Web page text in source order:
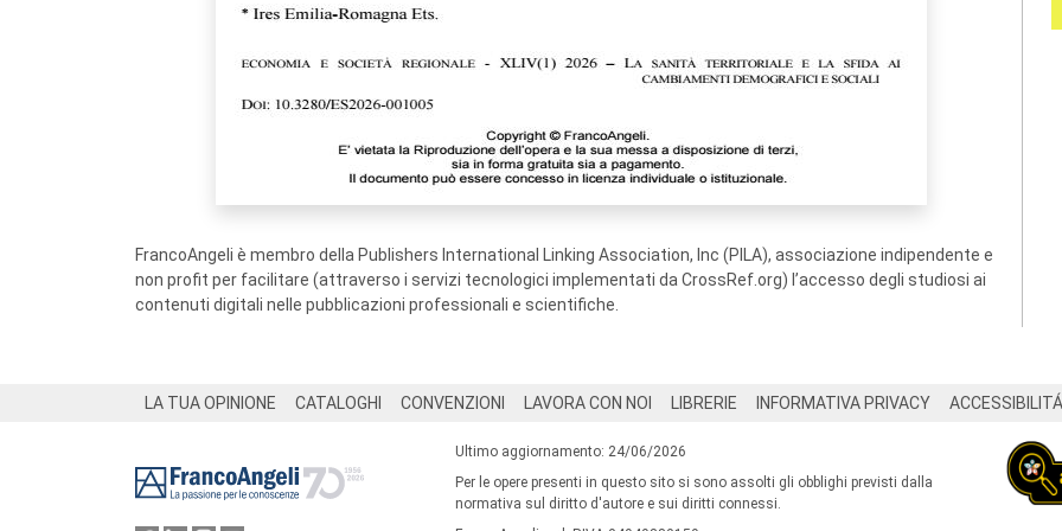
FrancoAngeli è membro della Publishers International Linking Association, Inc (PILA), associazione indipendente e
non profit per facilitare (attraverso i servizi tecnologici implementati da CrossRef.org) l’accesso degli studiosi ai
contenuti digitali nelle pubblicazioni professionali e scientifiche.
LA TUA OPINIONE CATALOGHI CONVENZIONI LAVORA CON NOI LIBRERIE INFORMATIVA PRIVACY ACCESSIBILITÁ
Ultimo aggiornamento: 24/06/2026
Per le opere presenti in questo sito si sono assolti gli obblighi previsti dalla
normativa sul diritto d'autore e sui diritti connessi.